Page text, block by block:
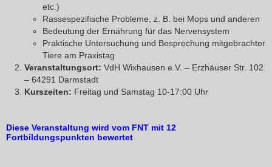
etc.)
Rassespezifische Probleme, z. B. bei Mops und anderen
Bedeutung der Ernährung für das Nervensystem
Praktische Untersuchung und Besprechung mitgebrachter
Tiere am Praxistag
Veranstaltungsort: VdH Wixhausen e.V. – Erzhäuser Str. 102
– 64291 Darmstadt
Kurszeiten: Freitag und Samstag 10-17:00 Uhr
Diese Veranstaltung wird vom FNT mit 12
Fortbildungspunkten bewertet